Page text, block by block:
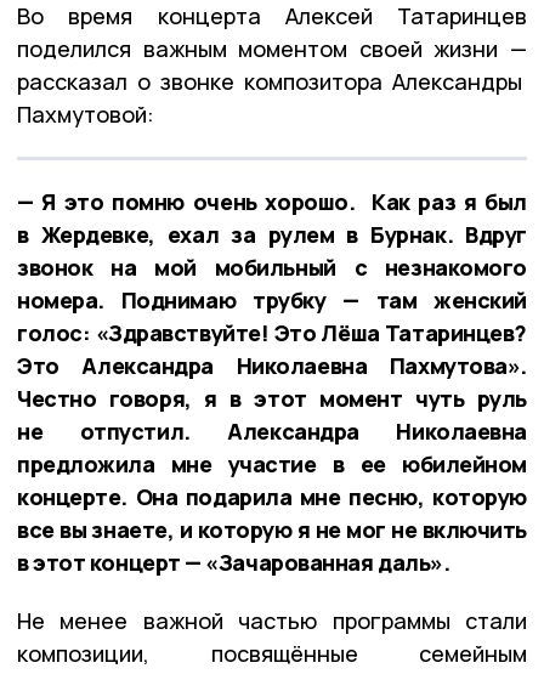
Во время концерта Алексей Татаринцев
поделился важным моментом своей жизни —
рассказал о звонке композитора Александры
Пахмутовой:
— Я это помню очень хорошо. Как раз я был
в Жердевке, ехал за рулем в Бурнак. Вдруг
звонок на мой мобильный с незнакомого
номера. Поднимаю трубку — там женский
голос: «Здравствуйте! Это Лёша Татаринцев?
Это Александра Николаевна Пахмутова».
Честно говоря, я в этот момент чуть руль
не отпустил. Александра Николаевна
предложила мне участие в ее юбилейном
концерте. Она подарила мне песню, которую
все вы знаете, и которую я не мог не включить
в этот концерт — «Зачарованная даль».
Не менее важной частью программы стали
композиции, посвящённые семейным